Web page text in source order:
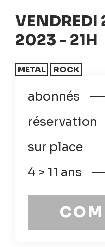
VENDREDI
2023 - 21H
METAL ROCK
abonnés
réservation
sur place
4 > 11 ans